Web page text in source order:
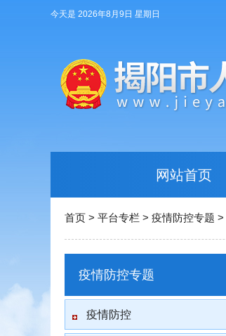
今天是 2026年8月9日 星期日
网站首页
首页 > 平台专栏 > 疫情防控专题 >
疫情防控专题
疫情防控